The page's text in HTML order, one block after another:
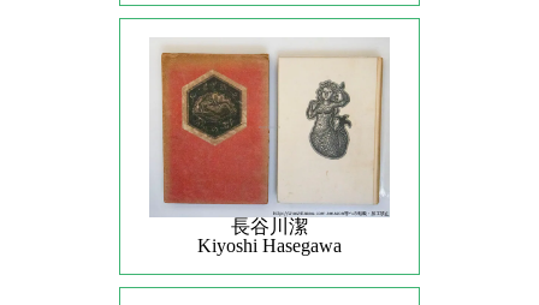
長谷川潔
Kiyoshi Hasegawa